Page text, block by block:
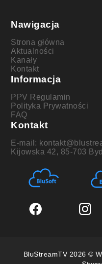
Nawigacja
Strona główna
Aktualności
Kanały
Kontakt
Informacja
PPV Regulamin
Polityka Prywatności
FAQ
Kontakt
E-mail:
Kijowska 42, 85-703
BluStreamTV 2026 ©